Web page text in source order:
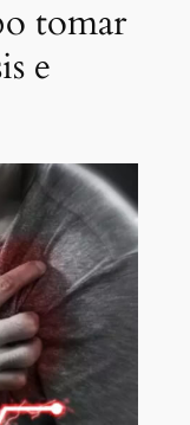
tomar
e